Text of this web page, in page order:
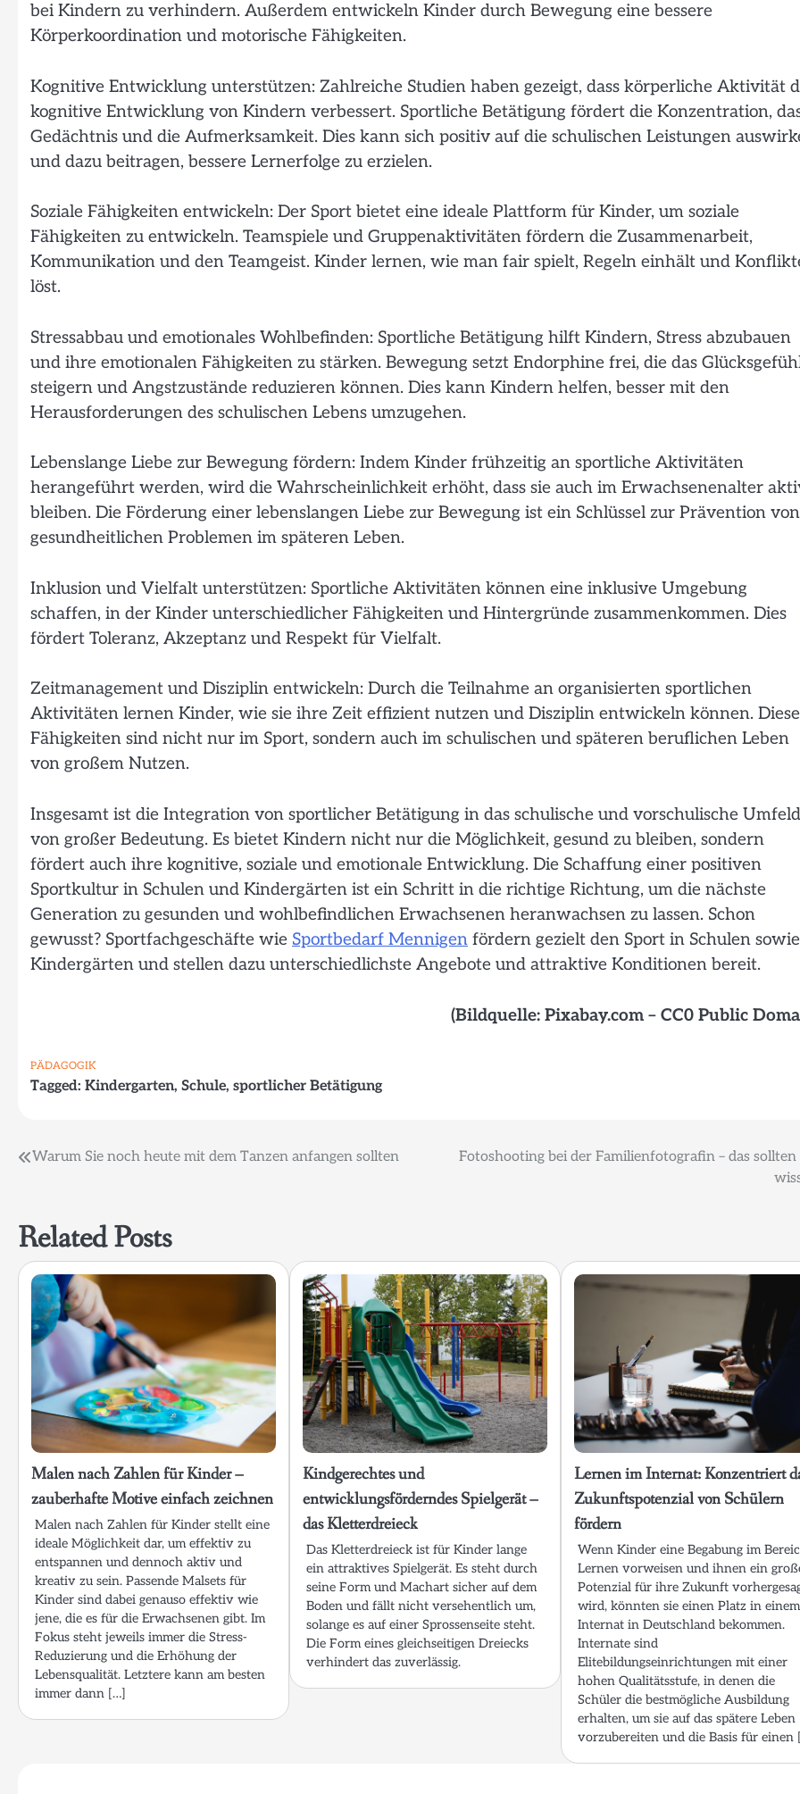
bei Kindern zu verhindern. Außerdem entwickeln Kinder durch Bewegung eine bessere
Körperkoordination und motorische Fähigkeiten.
Kognitive Entwicklung unterstützen: Zahlreiche Studien haben gezeigt, dass körperliche Aktivität
kognitive Entwicklung von Kindern verbessert. Sportliche Betätigung fördert die Konzentration,
Gedächtnis und die Aufmerksamkeit. Dies kann sich positiv auf die schulischen Leistungen
und dazu beitragen, bessere Lernerfolge zu erzielen.
Soziale Fähigkeiten entwickeln: Der Sport bietet eine ideale Plattform für Kinder, um soziale
Fähigkeiten zu entwickeln. Teamspiele und Gruppenaktivitäten fördern die Zusammenarbeit,
Kommunikation und den Teamgeist. Kinder lernen, wie man fair spielt, Regeln einhält und
löst.
Stressabbau und emotionales Wohlbefinden: Sportliche Betätigung hilft Kindern, Stress abzubauen
und ihre emotionalen Fähigkeiten zu stärken. Bewegung setzt Endorphine frei, die das
steigern und Angstzustände reduzieren können. Dies kann Kindern helfen, besser mit den
Herausforderungen des schulischen Lebens umzugehen.
Lebenslange Liebe zur Bewegung fördern: Indem Kinder frühzeitig an sportliche Aktivitäten
herangeführt werden, wird die Wahrscheinlichkeit erhöht, dass sie auch im Erwachsenenalter
bleiben. Die Förderung einer lebenslangen Liebe zur Bewegung ist ein Schlüssel zur Prävention von
gesundheitlichen Problemen im späteren Leben.
Inklusion und Vielfalt unterstützen: Sportliche Aktivitäten können eine inklusive Umgebung
schaffen, in der Kinder unterschiedlicher Fähigkeiten und Hintergründe zusammenkommen. Dies
fördert Toleranz, Akzeptanz und Respekt für Vielfalt.
Zeitmanagement und Disziplin entwickeln: Durch die Teilnahme an organisierten sportlichen
Aktivitäten lernen Kinder, wie sie ihre Zeit effizient nutzen und Disziplin entwickeln können. Diese
Fähigkeiten sind nicht nur im Sport, sondern auch im schulischen und späteren beruflichen Leben
von großem Nutzen.
Insgesamt ist die Integration von sportlicher Betätigung in das schulische und vorschulische Umfeld
von großer Bedeutung. Es bietet Kindern nicht nur die Möglichkeit, gesund zu bleiben, sondern
fördert auch ihre kognitive, soziale und emotionale Entwicklung. Die Schaffung einer positiven
Sportkultur in Schulen und Kindergärten ist ein Schritt in die richtige Richtung, um die nächste
Generation zu gesunden und wohlbefindlichen Erwachsenen heranwachsen zu lassen. Schon
gewusst? Sportfachgeschäfte wie Sportbedarf Mennigen fördern gezielt den Sport in Schulen sowie
Kindergärten und stellen dazu unterschiedlichste Angebote und attraktive Konditionen bereit.
(Bildquelle: Pixabay.com – CC0 Public
PÄDAGOGIK
Tagged: Kindergarten, Schule, sportlicher Betätigung
Beitragsnavigation
Warum Sie noch heute mit dem Tanzen anfangen sollten
Fotoshooting bei der Familienfotografin – das sollten
Related Posts
Malen nach Zahlen für Kinder –
zauberhafte Motive einfach zeichnen
Malen nach Zahlen für Kinder stellt eine
ideale Möglichkeit dar, um effektiv zu
entspannen und dennoch aktiv und
kreativ zu sein. Passende Malsets für
Kinder sind dabei genauso effektiv wie
jene, die es für die Erwachsenen gibt. Im
Fokus steht jeweils immer die Stress-
Reduzierung und die Erhöhung der
Lebensqualität. Letztere kann am besten
immer dann […]
Kindgerechtes und
entwicklungsförderndes Spielgerät –
das Kletterdreieck
Das Kletterdreieck ist für Kinder lange
ein attraktives Spielgerät. Es steht durch
seine Form und Machart sicher auf dem
Boden und fällt nicht versehentlich um,
solange es auf einer Sprossenseite steht.
Die Form eines gleichseitigen Dreiecks
verhindert das zuverlässig.
Lernen im Internat: Konzentriert
Zukunftspotenzial von Schülern
fördern
Wenn Kinder eine Begabung im
Lernen vorweisen und ihnen ein
Potenzial für ihre Zukunft
wird, könnten sie einen Platz in einem
Internat in Deutschland bekommen.
Internate sind
Elitebildungseinrichtungen mit einer
hohen Qualitätsstufe, in denen die
Schüler die bestmögliche Ausbildung
erhalten, um sie auf das spätere Leben
vorzubereiten und die Basis für einen